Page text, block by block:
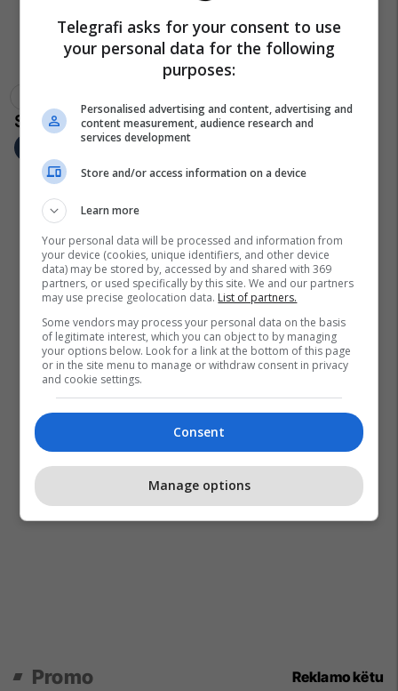
Promo Reklamo këtu
Telegrafi asks for your consent to use
your personal data for the following
purposes:
Personalised advertising and content, advertising and
content measurement, audience research and
services development
Store and/or access information on a device
Learn more
Your personal data will be processed and information from
your device (cookies, unique identifiers, and other device
data) may be stored by, accessed by and shared with 369
partners, or used specifically by this site. We and our partners
may use precise geolocation data. List of partners.
Some vendors may process your personal data on the basis
of legitimate interest, which you can object to by managing
your options below. Look for a link at the bottom of this page
or in the site menu to manage or withdraw consent in privacy
and cookie settings.
Consent
Manage options